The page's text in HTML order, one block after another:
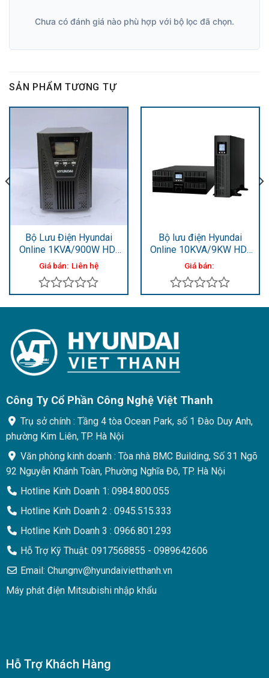
Chưa có đánh giá nào phù hợp với bộ lọc đã chọn.
SẢN PHẨM TƯƠNG TỰ
Bộ Lưu Điện Hyundai
Online 1KVA/900W HD-
1KT9
0
5
sao
Giá bán: Liên hệ
Bộ lưu điện Hyundai
Online 10KVA/9KW HD-
10KR2
0
5
sao
Giá bán:
Công Ty Cổ Phần Công Nghệ Việt Thanh
Trụ sở chính : Tầng 4 tòa Ocean Park, số 1 Đào Duy Anh,
phường Kim Liên, TP. Hà Nội
Văn phòng kinh doanh : Tòa nhà BMC Building, Số 31 Ngõ
92 Nguyễn Khánh Toàn, Phường Nghĩa Đô, TP. Hà Nội
Hotline Kinh Doanh 1: 0984.800.055
Hotline Kinh Doanh 2 : 0945.515.333
Hotline Kinh Doanh 3 : 0966.801.293
Hỗ Trợ Kỹ Thuật: 0917568855 - 0989642606
Email: Chungnv@hyundaivietthanh.vn
Máy phát điện Mitsubishi nhập khẩu
Hỗ Trợ Khách Hàng